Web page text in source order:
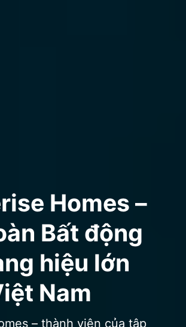
Homes –
Bất động
hiệu lớn
Nam
– thành viên của tập